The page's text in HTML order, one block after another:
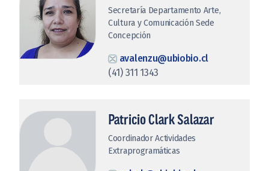
Secretaría Departamento Arte,
Cultura y Comunicación Sede
Concepción
avalenzu@ubiobio.cl
(41) 311 1343
Patricio Clark Salazar
Coordinador Actividades
Extraprogramáticas